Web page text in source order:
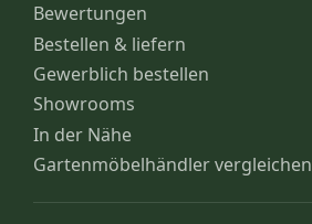
Bewertungen
Bestellen & liefern
Gewerblich bestellen
Showrooms
In der Nähe
Gartenmöbelhändler vergleichen